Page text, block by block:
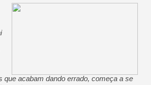
que acabam dando errado, começa a se